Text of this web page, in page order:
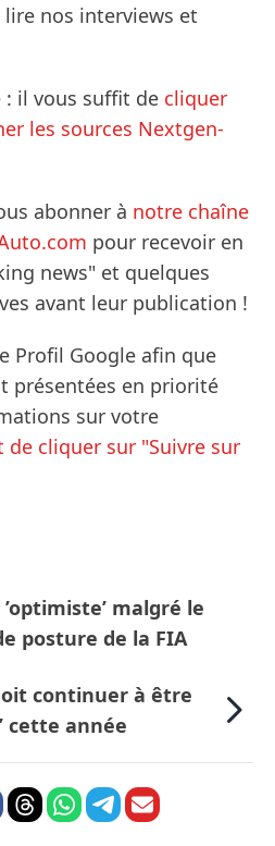
nos interviews et
: il vous suffit de cliquer
les sources Nextgen-
abonner à notre chaîne
pour recevoir en
news" et quelques
avant leur publication !
Profil Google afin que
présentées en priorité
sur votre
de cliquer sur "Suivre sur
malgré le
posture de la FIA
continuer à être
cette année